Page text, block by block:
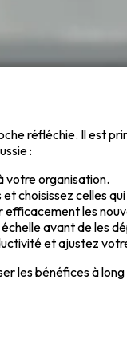
réfléchie. Il est
:
votre organisation.
choisissez celles
les
avant de les
et ajustez
les bénéfices à